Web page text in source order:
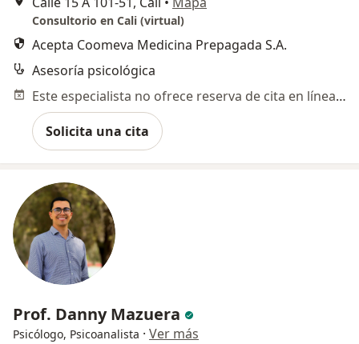
Consultorio en Cali (virtual)
Acepta Coomeva Medicina Prepagada S.A.
Asesoría psicológica
Este especialista no ofrece reserva de cita en línea en esta dirección.
Solicita una cita
Prof. Danny Mazuera
Psicólogo, Psicoanalista · Ver más